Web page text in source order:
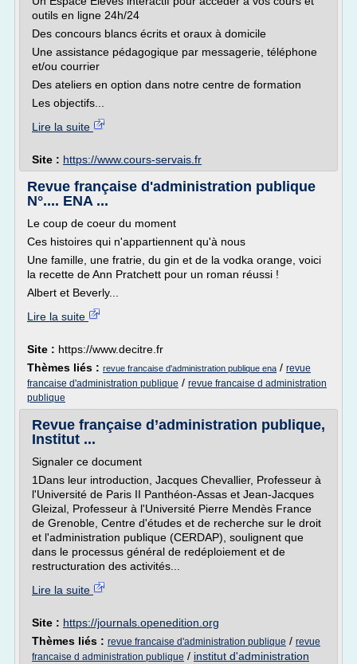
outils en ligne 24h/24
Des concours blancs écrits et oraux à domicile
Une assistance pédagogique par messagerie, téléphone
et/ou courrier
Des ateliers en option dans notre centre de formation
Les objectifs...
Lire la suite
Site : https://www.cours-servais.fr
Revue française d'administration publique
N°.... ENA ...
Le coup de coeur du moment
Ces histoires qui n'appartiennent qu'à nous
Une famille, une fratrie, du gin et de la vodka orange, voici
la recette de Ann Pratchett pour un roman réussi !
Albert et Beverly...
Lire la suite
Site : https://www.decitre.fr
Thèmes liés : revue francaise d'administration publique ena / revue
francaise d'administration publique / revue francaise d administration
publique
Revue française d’administration publique,
Institut ...
Signaler ce document
1Dans leur introduction, Jacques Chevallier, Professeur à
l'Université de Paris II Panthéon-Assas et Jean-Jacques
Gleizal, Professeur à l'Université Pierre Mendès France
de Grenoble, Centre d'études et de recherche sur le droit
et l'administration publique (CERDAP), soulignent que
dans le processus général de redéploiement et de
restructuration des activités...
Lire la suite
Site : https://journals.openedition.org
Thèmes liés : revue francaise d'administration publique / revue
francaise d administration publique / institut d'administration